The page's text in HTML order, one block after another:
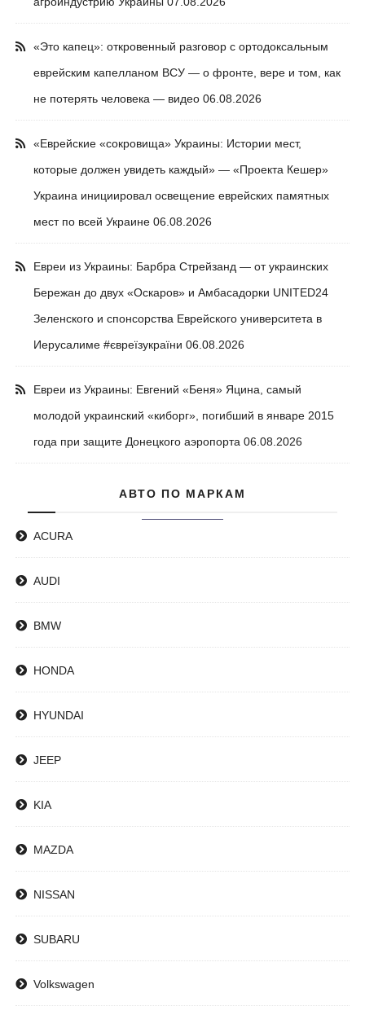
«Это капец»: откровенный разговор с ортодоксальным
еврейским капелланом ВСУ — о фронте, вере и том, как
не потерять человека — видео 06.08.2026
«Еврейские «сокровища» Украины: Истории мест,
которые должен увидеть каждый» — «Проекта Кешер»
Украина инициировал освещение еврейских памятных
мест по всей Украине 06.08.2026
Евреи из Украины: Барбра Стрейзанд — от украинских
Бережан до двух «Оскаров» и Амбасадорки UNITED24
Зеленского и спонсорства Еврейского университета в
Иерусалиме #євреїзукраїни 06.08.2026
Евреи из Украины: Евгений «Беня» Яцина, самый
молодой украинский «киборг», погибший в январе 2015
года при защите Донецкого аэропорта 06.08.2026
АВТО ПО МАРКАМ
ACURA
AUDI
BMW
HONDA
HYUNDAI
JEEP
KIA
MAZDA
NISSAN
SUBARU
Volkswagen